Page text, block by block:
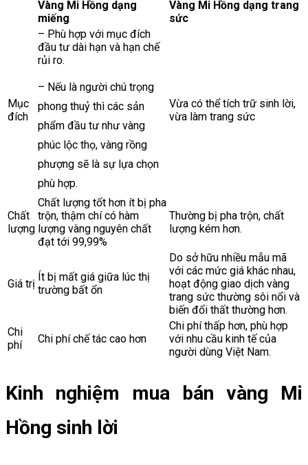
Vàng Mi Hồng dạng
miếng
Vàng Mi Hồng dạng trang
sức
Mục
đích
– Phù hợp với mục đích
đầu tư dài hạn và hạn chế
rủi ro.
– Nếu là người chú trọng
phong thuỷ thì các sản
phẩm đầu tư như vàng
phúc lộc thọ, vàng rồng
phượng sẽ là sự lựa chọn
phù hợp.
Vừa có thể tích trữ sinh lời,
vừa làm trang sức
Chất
lượng
Chất lượng tốt hơn ít bị pha
trộn, thậm chí có hàm
lượng vàng nguyên chất
đạt tới 99,99%
Thường bị pha trộn, chất
lượng kém hơn.
Giá trị
Ít bị mất giá giữa lúc thị
trường bất ổn
Do sở hữu nhiều mẫu mã
với các mức giá khác nhau,
hoạt động giao dịch vàng
trang sức thường sôi nổi và
biến đổi thất thường hơn.
Chi
phí
Chi phí chế tác cao hơn
Chi phí thấp hơn, phù hợp
với nhu cầu kinh tế của
người dùng Việt Nam.
Kinh nghiệm mua bán vàng Mi
Hồng sinh lời